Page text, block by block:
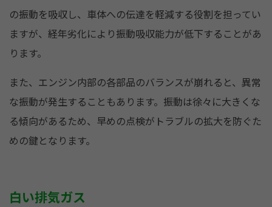
の振動を吸収し、車体への伝達を軽減する役割を担ってい
ますが、経年劣化により振動吸収能力が低下することがあ
ります。
また、エンジン内部の各部品のバランスが崩れると、異常
な振動が発生することもあります。振動は徐々に大きくな
る傾向があるため、早めの点検がトラブルの拡大を防ぐた
めの鍵となります。
白い排気ガス